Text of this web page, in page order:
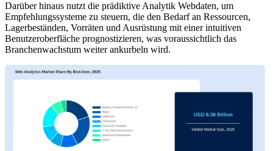
Darüber hinaus nutzt die prädiktive Analytik Webdaten, um
Empfehlungssysteme zu steuern, die den Bedarf an Ressourcen,
Lagerbeständen, Vorräten und Ausrüstung mit einer intuitiven
Benutzeroberfläche prognostizieren, was voraussichtlich das
Branchenwachstum weiter ankurbeln wird.